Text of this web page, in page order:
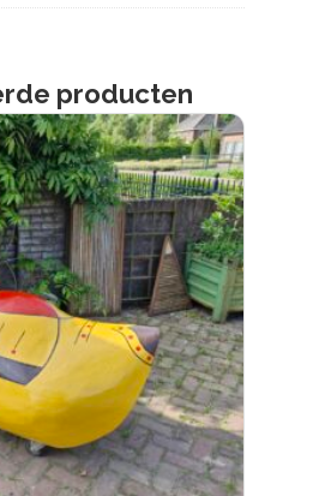
producten